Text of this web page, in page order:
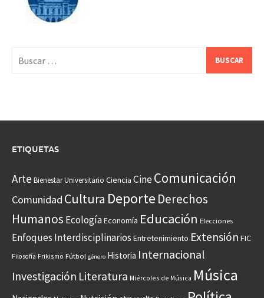
ETIQUETAS
Arte Bienestar Universitario Ciencia CineComunicación
Comunidad Cultura Deporte Derechos
Humanos EcologíaEconomía Educación Elecciones
Enfoques Interdisciplinarios Entretenimiento Extensión FIC
Filosofía Frikismo Fútbol género Historia Internacional
Investigación Literatura Miércoles de Música Música